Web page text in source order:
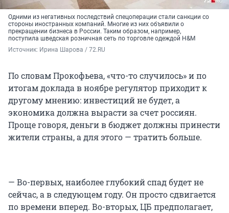
Одними из негативных последствий спецоперации стали санкции со
стороны иностранных компаний. Многие из них объявили о
прекращении бизнеса в России. Таким образом, например,
поступила шведская розничная сеть по торговле одеждой H&M
Источник: Ирина Шарова / 72.RU
По словам Прокофьева, «что-то случилось» и по
итогам доклада в ноябре регулятор приходит к
другому мнению: инвестиций не будет, а
экономика должна вырасти за счет россиян.
Проще говоря, деньги в бюджет должны принести
жители страны, а для этого — тратить больше.
— Во-первых, наиболее глубокий спад будет не
сейчас, а в следующем году. Он просто сдвигается
по времени вперед. Во-вторых, ЦБ предполагает,